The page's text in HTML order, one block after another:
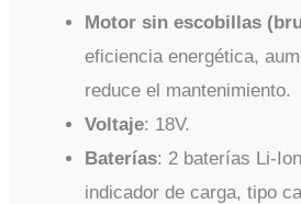
Motor sin escobillas
eficiencia energética,
reduce el mantenimiento.
Voltaje: 18V.
Baterías: 2 baterías Li-
indicador de carga, tipo